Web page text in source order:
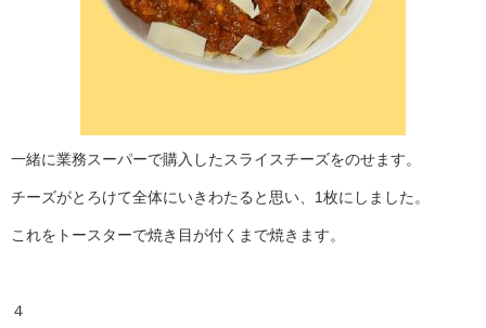
一緒に業務スーパーで購入したスライスチーズをのせます。
チーズがとろけて全体にいきわたると思い、1枚にしました。
これをトースターで焼き目が付くまで焼きます。
４